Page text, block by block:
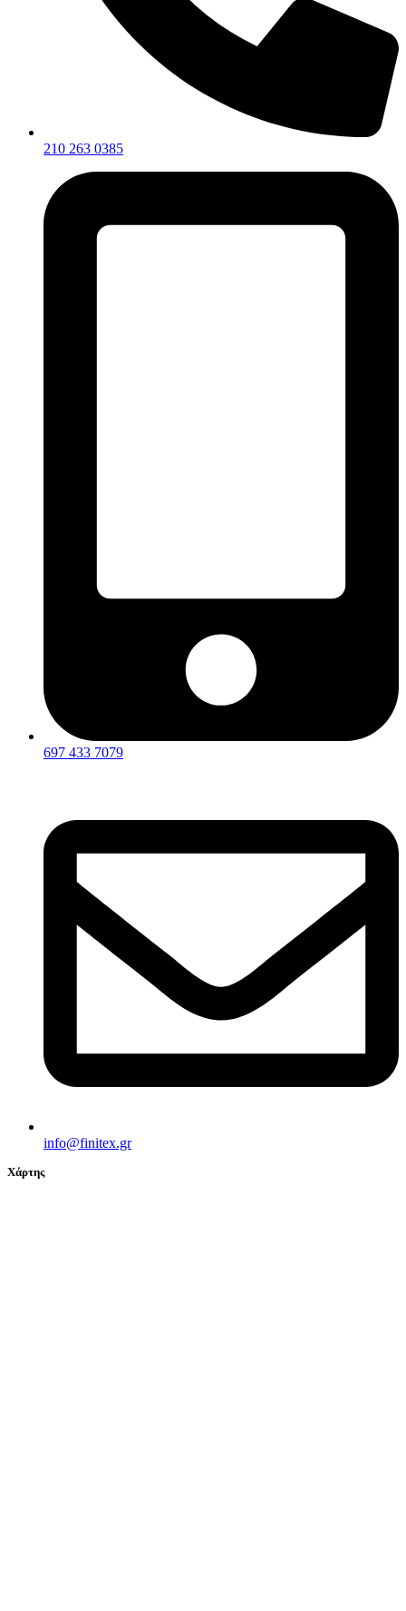
210 263 0385
697 433 7079
info@finitex.gr
Χάρτης